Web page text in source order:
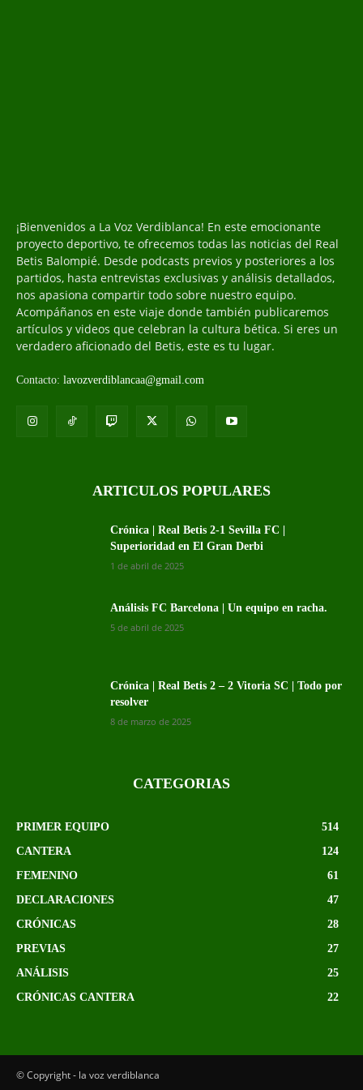
¡Bienvenidos a La Voz Verdiblanca! En este emocionante
proyecto deportivo, te ofrecemos todas las noticias del Real
Betis Balompié. Desde podcasts previos y posteriores a los
partidos, hasta entrevistas exclusivas y análisis detallados,
nos apasiona compartir todo sobre nuestro equipo.
Acompáñanos en este viaje donde también publicaremos
artículos y videos que celebran la cultura bética. Si eres un
verdadero aficionado del Betis, este es tu lugar.
Contacto: lavozverdiblancaa@gmail.com
ARTICULOS POPULARES
Crónica | Real Betis 2-1 Sevilla FC |
Superioridad en El Gran Derbi
1 de abril de 2025
Análisis FC Barcelona | Un equipo en racha.
5 de abril de 2025
Crónica | Real Betis 2 – 2 Vitoria SC | Todo por
resolver
8 de marzo de 2025
CATEGORIAS
PRIMER EQUIPO
514
CANTERA
124
FEMENINO
61
DECLARACIONES
47
CRÓNICAS
28
PREVIAS
27
ANÁLISIS
25
CRÓNICAS CANTERA
22
© Copyright - la voz verdiblanca